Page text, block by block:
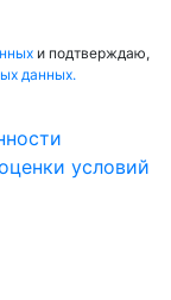
и подтверждаю,
данных.
условий